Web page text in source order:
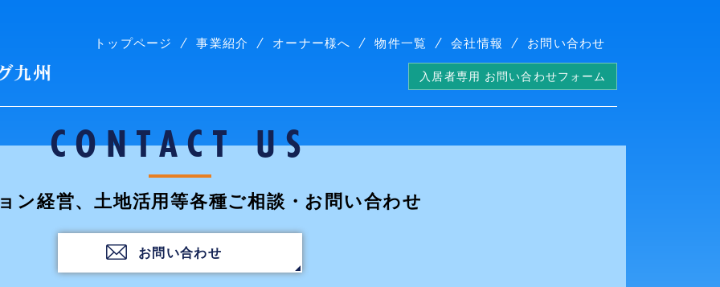
株式会社コープリビング九州
トップページ 事業紹介 オーナー様へ 物件一覧 会社情報 お問い合わせ
入居者専用 お問い合わせフォーム
CONTACT US
ン経営、土地活用等各種ご相談・お問い合わせ
お問い合わせ